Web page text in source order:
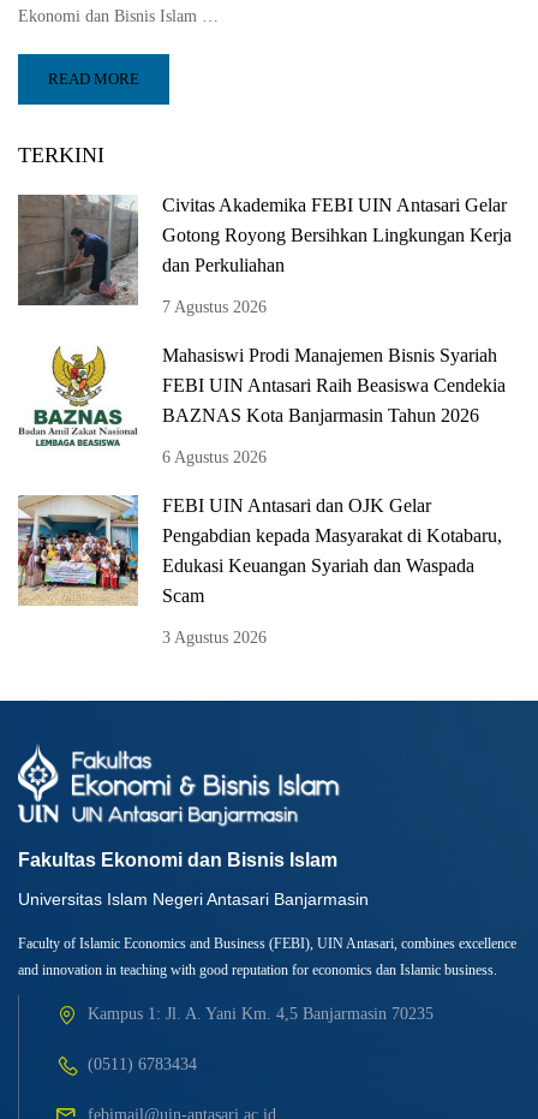
Ekonomi dan Bisnis Islam …
READ MORE
TERKINI
Civitas Akademika FEBI UIN Antasari Gelar
Gotong Royong Bersihkan Lingkungan Kerja
dan Perkuliahan
7 Agustus 2026
Mahasiswi Prodi Manajemen Bisnis Syariah
FEBI UIN Antasari Raih Beasiswa Cendekia
BAZNAS Kota Banjarmasin Tahun 2026
6 Agustus 2026
FEBI UIN Antasari dan OJK Gelar
Pengabdian kepada Masyarakat di Kotabaru,
Edukasi Keuangan Syariah dan Waspada
Scam
3 Agustus 2026
Fakultas Ekonomi dan Bisnis Islam
Universitas Islam Negeri Antasari Banjarmasin
Faculty of Islamic Economics and Business (FEBI), UIN Antasari, combines excellence
and innovation in teaching with good reputation for economics dan Islamic business.
Kampus 1: Jl. A. Yani Km. 4,5 Banjarmasin 70235
(0511) 6783434
febimail@uin-antasari.ac.id